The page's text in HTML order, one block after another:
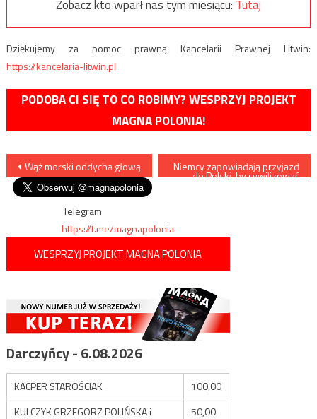
Zobacz kto wparł nas tym miesiącu: Tutaj
Dziękujemy za pomoc prawną Kancelarii Prawnej Litwin:
https://kancelaria-litwin.pl
PODOBA CI SIĘ TO CO ROBIMY? WESPRZYJ PROJEKT
MAGNA POLONIA!
Nawigacja
wpisu
Wąż morski oddycha głową Niemcy zapowiadają przyjazd
do Polski, by cywilizować
Telegram
https://t.me/magnapolonia
WESPRZYJ PROJEKT MAGNA POLONIA
Darczyńcy - 6.08.2026
KACPER STAROŚCIAK
100,00
KULCZYK GRZEGORZ POLIŃSKA i
50,00